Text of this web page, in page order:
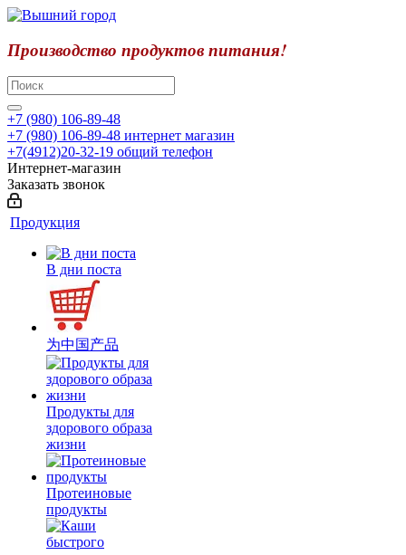
Производство продуктов питания!
+7 (980) 106-89-48
+7 (980) 106-89-48 интернет магазин
+7(4912)20-32-19 общий телефон
Интернет-магазин
Заказать звонок
Продукция
В дни поста
为中国产品
Продукты для
здорового образа
жизни
Протеиновые
продукты